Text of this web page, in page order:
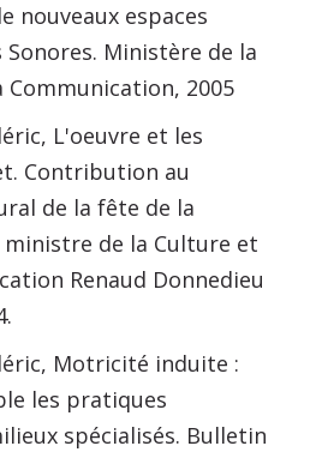
nouveaux espaces
Sonores. Ministère de la
2005
L'oeuvre et les
Contribution au
de la fête de la
de la Culture et
Renaud Donnedieu
Motricité induite :
les pratiques
spécialisés. Bulletin